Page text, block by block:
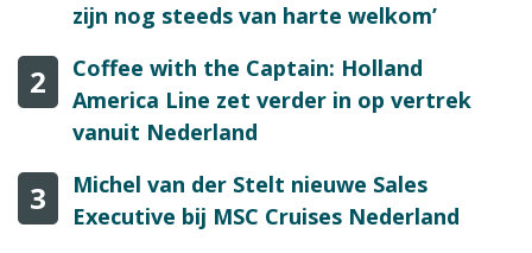
zijn nog steeds van harte welkom’
2
Coffee with the Captain: Holland
America Line zet verder in op vertrek
vanuit Nederland
3
Michel van der Stelt nieuwe Sales
Executive bij MSC Cruises Nederland